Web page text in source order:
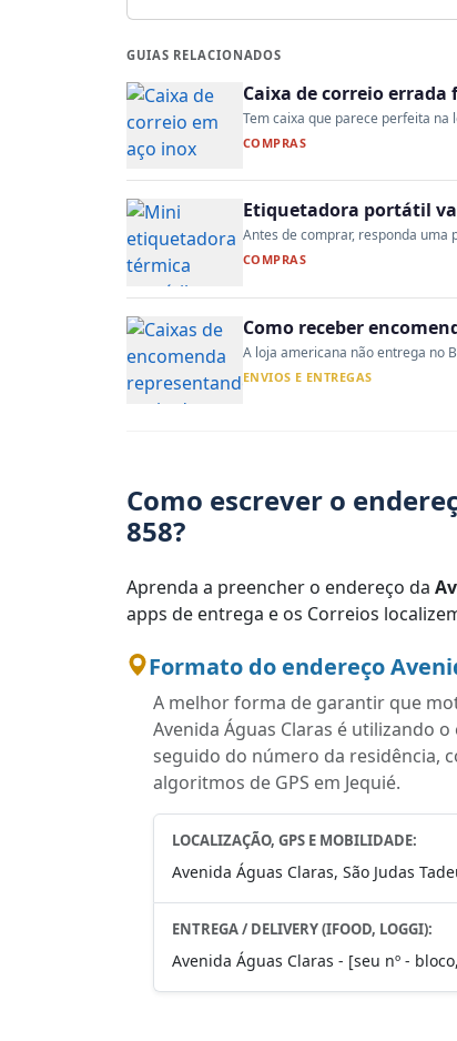
GUIAS RELACIONADOS
Caixa de correio
Tem caixa que parece perfeita
COMPRAS
Etiquetadora portátil
Antes de comprar, responda
COMPRAS
Como receber
A loja americana não entrega no
ENVIOS E ENTREGAS
Como escrever o
858?
Aprenda a preencher o endereço da
apps de entrega e os Correios
Formato do endereço
A melhor forma de garantir que
Avenida Águas Claras é utilizando
seguido do número da residência,
algoritmos de GPS em Jequié.
LOCALIZAÇÃO, GPS E MOBILIDADE:
Avenida Águas Claras, São Judas
ENTREGA / DELIVERY (IFOOD, LOGGI):
Avenida Águas Claras - [seu nº -